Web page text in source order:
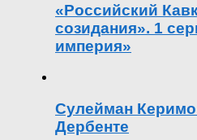
«Российский
созидания». 1
империя»
Сулейман
Дербенте